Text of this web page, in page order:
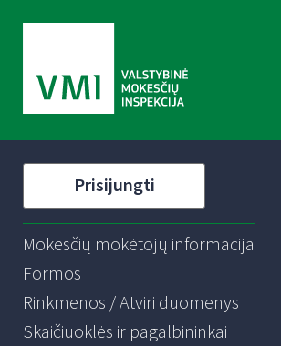
Prisijungti
Mokesčių mokėtojų informacija
Formos
Rinkmenos / Atviri duomenys
Skaičiuoklės ir pagalbininkai